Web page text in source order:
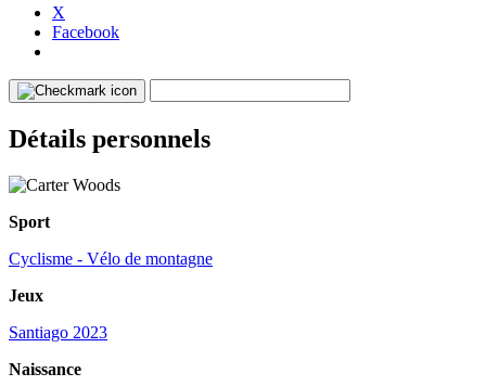
X
Facebook
Détails personnels
Sport
Cyclisme - Vélo de montagne
Jeux
Santiago 2023
Naissance